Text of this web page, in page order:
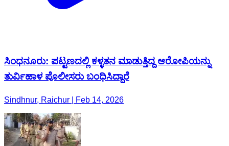
ಸಿಂಧನೂರು: ಪಟ್ಟಣದಲ್ಲಿ ಕಳ್ಳತನ ಮಾಡುತ್ತಿದ್ದ ಆರೋಪಿಯನ್ನು
ತುರ್ವಿಹಾಳ ಪೊಲೀಸರು ಬಂಧಿಸಿದ್ದಾರೆ
Sindhnur, Raichur | Feb 14, 2026